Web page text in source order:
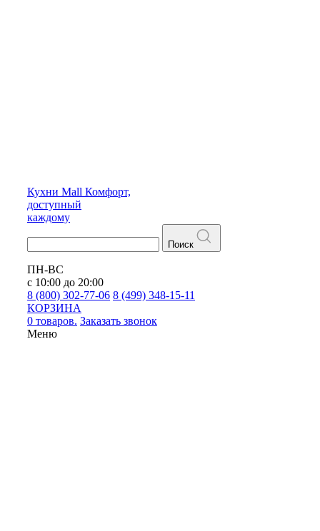
Кухни Mall Комфорт,
доступный
каждому
Поиск
ПН-ВС
с 10:00 до 20:00
8 (800) 302-77-06 8 (499) 348-15-11
КОРЗИНА
0 товаров. Заказать звонок
Меню